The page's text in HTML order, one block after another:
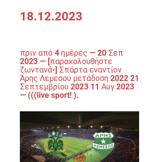
18.12.2023
πριν από 4 ημέρες — 20 Σεπ
2023 — [παρακολουθήστε
ζωντανά-] Σπάρτα εναντίον
Άρης Λεμεσού μετάδοση 2022 21
Σεπτεμβρίου 2023 11 Αυγ 2023
— (((live sport! ).